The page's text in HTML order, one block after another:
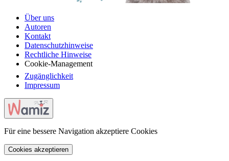
Über uns
Autoren
Kontakt
Datenschutzhinweise
Rechtliche Hinweise
Cookie-Management
Zugänglichkeit
Impressum
Für eine bessere Navigation akzeptiere Cookies
Cookies akzeptieren